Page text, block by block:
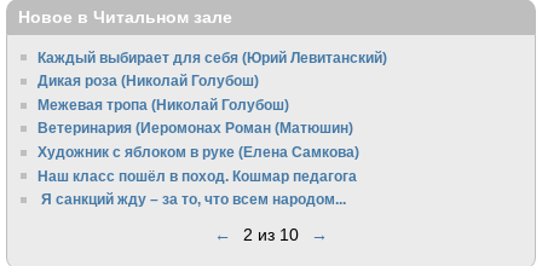
Новое в Читальном зале
Каждый выбирает для себя (Юрий Левитанский)
Дикая роза (Николай Голубош)
Межевая тропа (Николай Голубош)
Ветеринария (Иеромонах Роман (Матюшин)
Художник с яблоком в руке (Елена Самкова)
Наш класс пошёл в поход. Кошмар педагога
Я санкций жду – за то, что всем народом...
← 2 из 10 →